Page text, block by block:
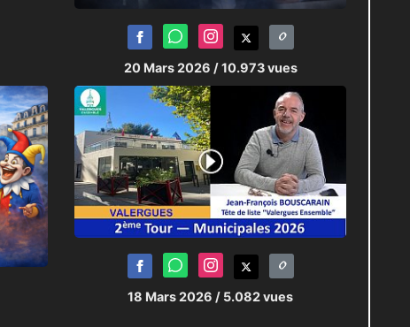
20 Mars 2026 / 10.973 vues
18 Mars 2026 / 5.082 vues